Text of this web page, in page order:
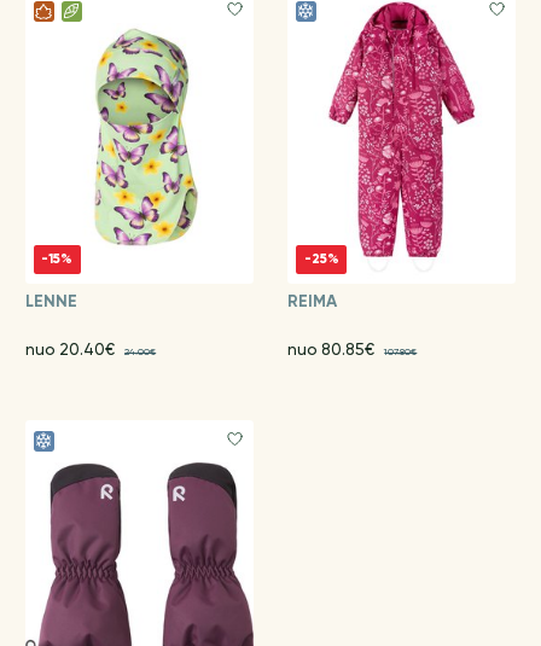
-15%
LENNE
nuo 20.40€ 24.00€
-25%
REIMA
nuo 80.85€ 107.80€